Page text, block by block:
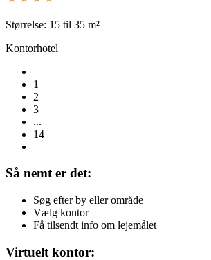
Størrelse: 15 til 35 m²
Kontorhotel
1
2
3
...
14
Så nemt er det:
Søg efter by eller område
Vælg kontor
Få tilsendt info om lejemålet
Virtuelt kontor: